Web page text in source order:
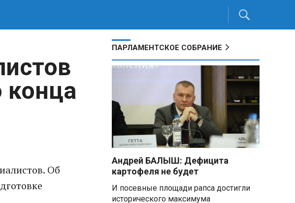
конца
Об
ПАРЛАМЕНТСКОЕ СОБРАНИЕ
Андрей БАЛЫШ: Дефицита
картофеля не будет
И посевные площади рапса достигли
исторического максимума